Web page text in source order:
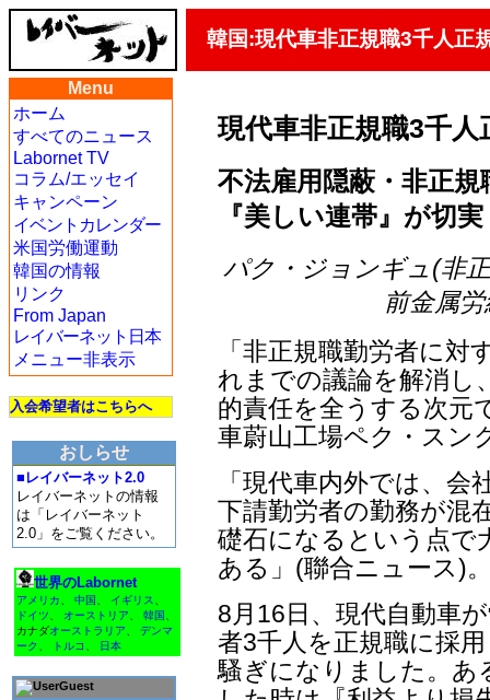
韓国:現代車非正規職3千人正
Menu
ホーム
すべてのニュース
Labornet TV
コラム/エッセイ
キャンペーン
イベントカレンダー
米国労働運動
韓国の情報
リンク
From Japan
レイバーネット日本
メニュー非表示
入会希望者はこちらへ
おしらせ
■レイバーネット2.0
レイバーネットの情報
は「レイバーネット
2.0」をご覧ください。
世界のLabornet
アメリカ 中国 イギリス
ドイツ
オーストリア 韓国
カナダオーストラリア
デンマ
ーク
トルコ 日本
Guest
現代車非正規職3千
不法雇用隠蔽・非正
『美しい連帯』が切実
パク・ジョンギュ(非
前金属
「非正規職勤労者に
れまでの議論を解消し
的責任を全うする次元
車蔚山工場ペク・スン
「現代車内外では、
下請勤労者の勤務が混
礎石になるという点で
ある」(聯合ニュース)
8月16日、現代自動車
者3千人を正規職に採
騷ぎになりました。あ